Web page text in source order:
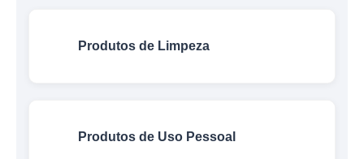
Produtos de Limpeza
Produtos de Uso Pessoal